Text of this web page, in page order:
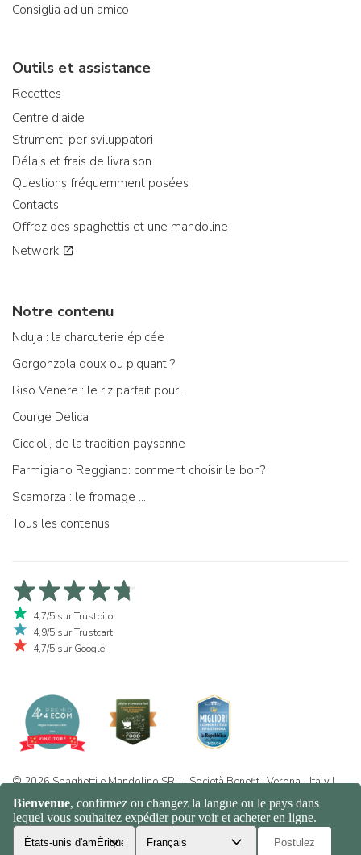
Consiglia ad un amico
Outils et assistance
Recettes
Centre d'aide
Strumenti per sviluppatori
Délais et frais de livraison
Questions fréquemment posées
Contacts
Offrez des spaghettis et une mandoline
Network
Notre contenu
Nduja : la charcuterie épicée
Gorgonzola doux ou piquant ?
Riso Venere : le riz parfait pour...
Courge Delica
Ciccioli, de la tradition paysanne
Parmigiano Reggiano: comment choisir le bon?
Scamorza : le fromage ...
Tous les contenus
4,7/5 sur Trustpilot
4,9/5 sur Trustcart
4,7/5 sur Google
© 2026 Spaghetti e Mandolino SRL - Società Benefit | Verona - Italy |
+39 351 865 9444 | P.I. IT04913730232 | Certificazione BIO: IT-BIO-
016.380-0110744.2026.001 | REA VR-455804 |Politique de
confidentialité et de cookies|Sitemap